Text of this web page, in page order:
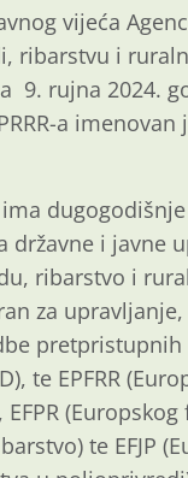
vijeća
ribarstvu i
9. rujna 2024.
a imenovan
ima
državne i javne
ribarstvo i
za
te EPFRR
(Europskog
te EFJP